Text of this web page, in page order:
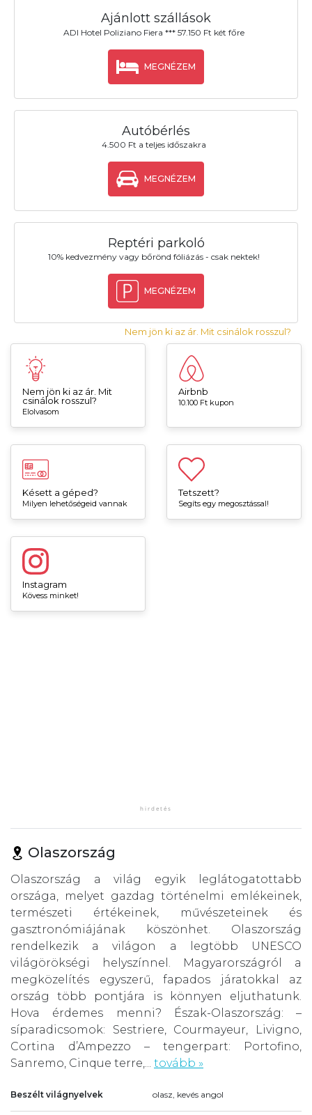
Ajánlott szállások
ADI Hotel Poliziano Fiera *** 57.150 Ft két főre
MEGNÉZEM
Autóbérlés
4.500 Ft a teljes időszakra
MEGNÉZEM
Reptéri parkoló
10% kedvezmény vagy bőrönd fóliázás - csak nektek!
MEGNÉZEM
Nem jön ki az ár. Mit csinálok rosszul?
Nem jön ki az ár. Mit
csinálok rosszul?
Elolvasom
Airbnb
10.100 Ft kupon
Késett a géped?
Milyen lehetőségeid vannak
Tetszett?
Segíts egy megosztással!
Instagram
Kövess minket!
Olaszország
Olaszország a világ egyik leglátogatottabb
országa, melyet gazdag történelmi emlékeinek,
természeti értékeinek, művészeteinek és
gasztronómiájának köszönhet. Olaszország
rendelkezik a világon a legtöbb UNESCO
világörökségi helyszínnel. Magyarországról a
megközelítés egyszerű, fapados járatokkal az
ország több pontjára is könnyen eljuthatunk.
Hova érdemes menni? Észak-Olaszország: –
síparadicsomok: Sestriere, Courmayeur, Livigno,
Cortina d’Ampezzo – tengerpart: Portofino,
Sanremo, Cinque terre,... tovább »
Beszélt világnyelvek olasz, kevés angol